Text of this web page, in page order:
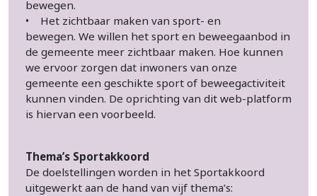
bewegen.
• Het zichtbaar maken van sport- en
bewegen. We willen het sport en beweegaanbod in
de gemeente meer zichtbaar maken. Hoe kunnen
we ervoor zorgen dat inwoners van onze
gemeente een geschikte sport of beweegactiviteit
kunnen vinden. De oprichting van dit web-platform
is hiervan een voorbeeld.
Thema’s Sportakkoord
De doelstellingen worden in het Sportakkoord
uitgewerkt aan de hand van vijf thema’s: